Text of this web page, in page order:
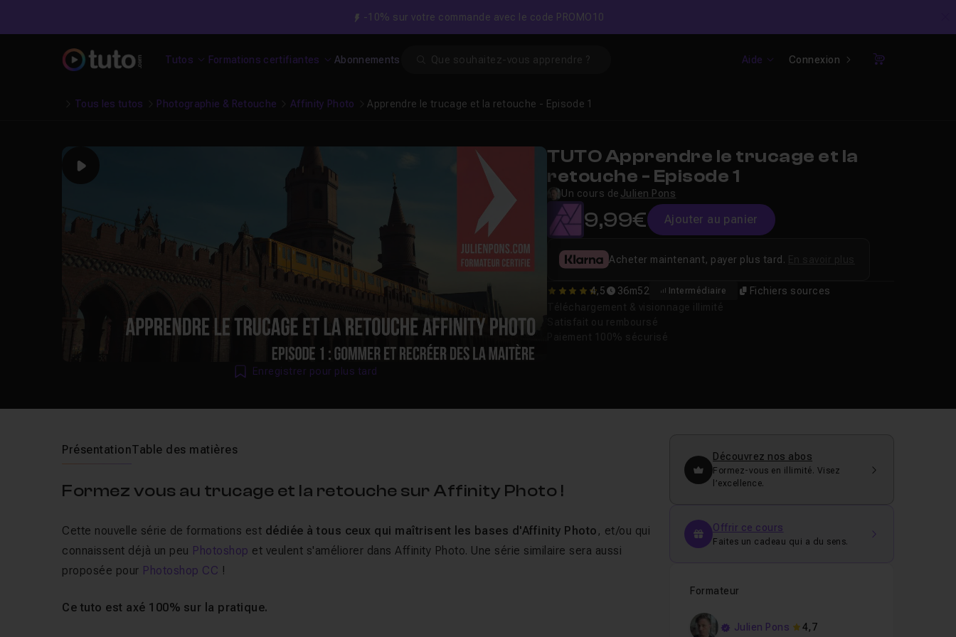
-10% sur votre commande avec le code PROMO10
Tutos Formations certifiantes Abonnements Aide Connexion
Panier
Tous les tutos Photographie & Retouche Affinity Photo Apprendre le trucage et la retouche - Episode 1
Play
Enregistrer pour plus tard
TUTO Apprendre le trucage et la
retouche - Episode 1
Un cours de Julien Pons
9,99€ Ajouter au panier
4.5 4,5 36m52 Intermédiaire Fichiers sources
Acheter maintenant, payer plus tard.
PrésentationTable des matières
Formez vous au trucage et la retouche sur Affinity Photo !
Cette nouvelle série de formations est dédiée à tous ceux qui maîtrisent les bases d'Affinity Photo , et/ou qui
connaissent déjà un peu Photoshop et veulent s'améliorer dans Affinity Photo. Une série similaire sera aussi
proposée pour Photoshop CC !
Ce tuto est axé 100% sur la pratique.
Découvrez nos abos
Formez-vous en illimité. Visez
l’excellence.
Offrir ce cours
Faites un cadeau qui a du sens.
Formateur
Julien Pons
4,7